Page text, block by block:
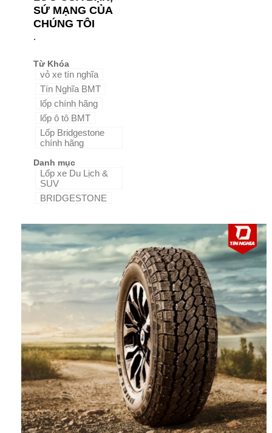
SỨ MẠNG CỦA
CHÚNG TÔI
.
Từ Khóa
vỏ xe tín nghĩa
Tín Nghĩa BMT
lốp chính hãng
lốp ô tô BMT
Lốp Bridgestone
chính hãng
Danh mục
Lốp xe Du Lịch &
SUV
BRIDGESTONE